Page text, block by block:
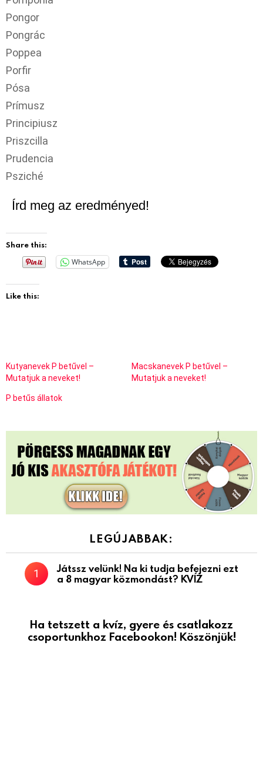
Pongor
Pongrác
Poppea
Porfir
Pósa
Prímusz
Principiusz
Priszcilla
Prudencia
Psziché
Írd meg az eredményed!
Share this:
WhatsApp
Like this:
Kutyanevek P betűvel –
Mutatjuk a neveket!
Macskanevek P betűvel –
Mutatjuk a neveket!
P betűs állatok
LEGÚJABBAK:
Játssz velünk! Na ki tudja befejezni ezt
a 8 magyar közmondást? KVÍZ
Ha tetszett a kvíz, gyere és csatlakozz
csoportunkhoz Facebookon! Köszönjük!